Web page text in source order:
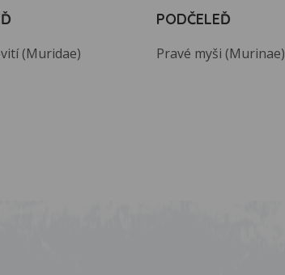
(Muridae)
PODČELEĎ
Pravé myši (Murinae)